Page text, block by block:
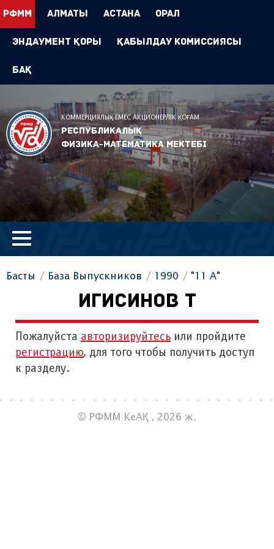
РФММ Алматы Астана Орал
Эндаумент Қоры Қабылдау комиссиясы
БАҚ
КОММЕРЦИЯЛЫҚ ЕМЕС АКЦИОНЕРЛІК ҚОҒАМ
Республикалық
физика-математика мектебі
Басты База Выпускников 1990 "11 А"
ИГИСИНОВ Т
Пожалуйста авторизируйтесь или пройдите
регистрацию, для того чтобы получить доступ
к разделу.
© РФММ КеАҚ , 2026 ж.